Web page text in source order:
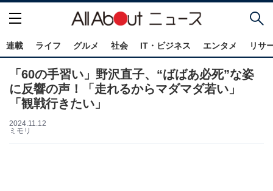
連載 ライフ グルメ 社会 IT・ビジネス エンタメ リサ
「60の手習い」野沢直子、“ばばあ必死”な姿
に反響の声！「走れるからマダマダ若い」
「観戦行きたい」
2024.11.12
ミモリ